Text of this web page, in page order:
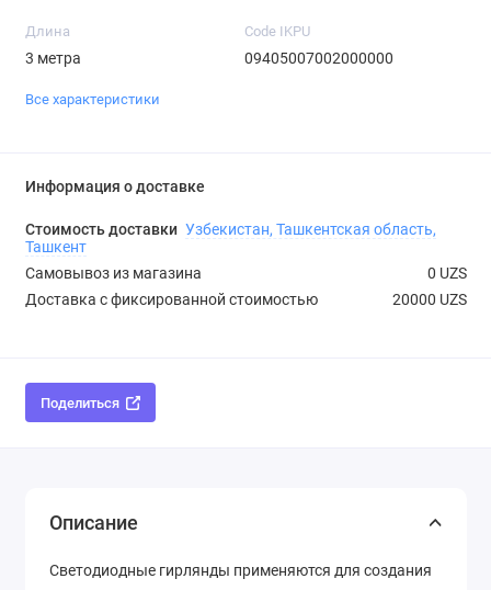
Длина
3 метра
Code IKPU
09405007002000000
Все характеристики
Информация о доставке
Стоимость доставки Узбекистан, Ташкентская область,
Ташкент
Самовывоз из магазина
0 UZS
Доставка с фиксированной стоимостью
20000 UZS
Поделиться
Описание
Светодиодные гирлянды применяются для создания